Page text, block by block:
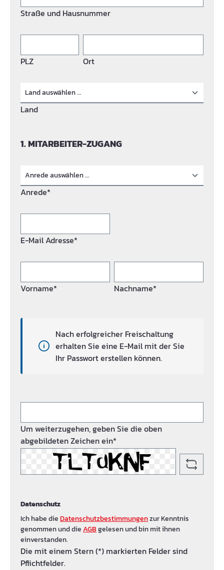
Straße und Hausnummer
PLZ Ort
Land
1. MITARBEITER-ZUGANG
Anrede*
E-Mail Adresse*
Vorname* Nachname*
Nach erfolgreicher Freischaltung
erhalten Sie eine E-Mail mit der Sie
Ihr Passwort erstellen können.
Um weiterzugehen, geben Sie die oben
abgebildeten Zeichen ein*
Datenschutz
Ich habe dieDatenschutzbestimmungenzur Kenntnis
genommen und dieAGBgelesen und bin mit ihnen
einverstanden.
Die mit einem Stern (*) markierten Felder sind
Pflichtfelder.